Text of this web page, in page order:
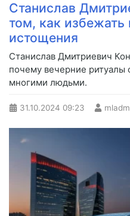
Станислав
том, как
истощения
Станислав Дмитриевич
почему вечерние
многими людьми.
31.10.2024 09:23 mladm